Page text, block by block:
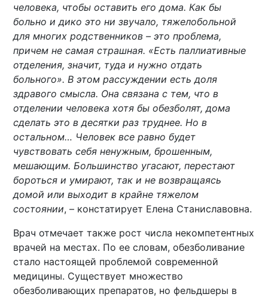
человека, чтобы оставить его дома. Как бы
больно и дико это ни звучало, тяжелобольной
для многих родственников – это проблема,
причем не самая страшная. «Есть паллиативные
отделения, значит, туда и нужно отдать
больного». В этом рассуждении есть доля
здравого смысла. Она связана с тем, что в
отделении человека хотя бы обезболят, дома
сделать это в десятки раз труднее. Но в
остальном… Человек все равно будет
чувствовать себя ненужным, брошенным,
мешающим. Большинство угасают, перестают
бороться и умирают, так и не возвращаясь
домой или выходит в крайне тяжелом
состоянии, – констатирует Елена Станиславовна.
Врач отмечает также рост числа некомпетентных
врачей на местах. По ее словам, обезболивание
стало настоящей проблемой современной
медицины. Существует множество
обезболивающих препаратов, но фельдшеры в